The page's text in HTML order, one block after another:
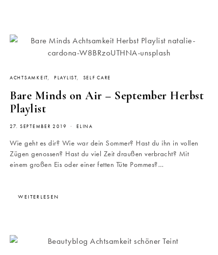
ACHTSAMKEIT PLAYLIST SELF CARE
Bare Minds on Air – September Herbst
Playlist
27. SEPTEMBER 2019 ELINA
Wie geht es dir? Wie war dein Sommer? Hast du ihn in vollen
Zügen genossen? Hast du viel Zeit draußen verbracht? Mit
einem großen Eis oder einer fetten Tüte Pommes?…
WEITERLESEN